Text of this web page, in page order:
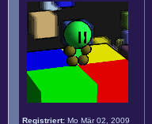
Registriert: Mo Mär 02, 2009